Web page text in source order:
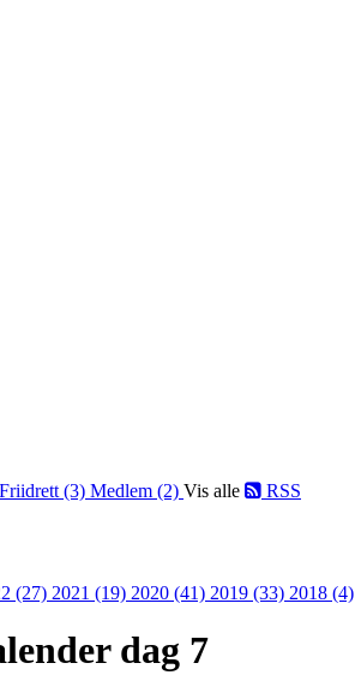
Friidrett (3) Medlem (2) Vis alle RSS
(27) 2021 (19) 2020 (41) 2019 (33) 2018 (4)
dag 7